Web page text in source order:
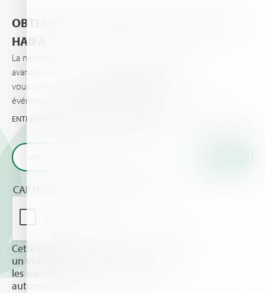
OBTENEZ LES DERNIÈRES ACTUALITÉS DE
HAIFA
La newsletter d’Haifa vous informe des dernières
avancées en matière de nutrition des plantes et
vous présente les dernières actualités et
événements importants vos cultures et pour vous.
ENTREZ VOTRE EMAIL ET OBTENEZ LES TOUTES DERNIÈRES DE HAIFA
CAPTCHA
Cette question sert à vérifier si vous êtes
un visiteur humain ou non afin d'éviter
les soumissions de pourriel (spam)
automatisées.